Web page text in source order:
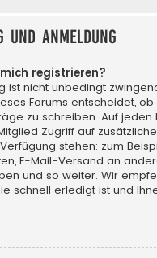
und Anmeldung
registrieren?
ist nicht unbedingt
Forums entscheidet,
zu schreiben. Auf jeden
Zugriff auf
stehen: zum
E-Mail-Versand an
und so weiter. Wir
schnell erledigt ist und